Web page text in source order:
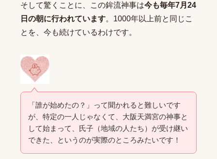
そして驚くことに、この鉾流神事は今も毎年7月24
日の朝に行われています。1000年以上前と同じこ
とを、今も続けているわけです。
「誰が始めたの？」って聞かれると難しいです
が、特定の一人じゃなくて、大阪天満宮の神事と
して始まって、氏子（地域の人たち）が受け継い
できた、というのが実際のところみたいです！